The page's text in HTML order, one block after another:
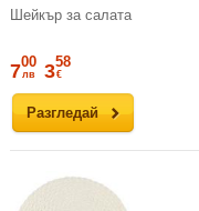
Шейкър за салата
Разгледай
700
лв 358
€